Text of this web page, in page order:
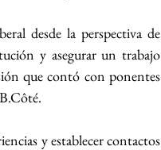
desde la perspectiva de
y asegurar un trabajo
que contó con ponentes
y establecer contactos